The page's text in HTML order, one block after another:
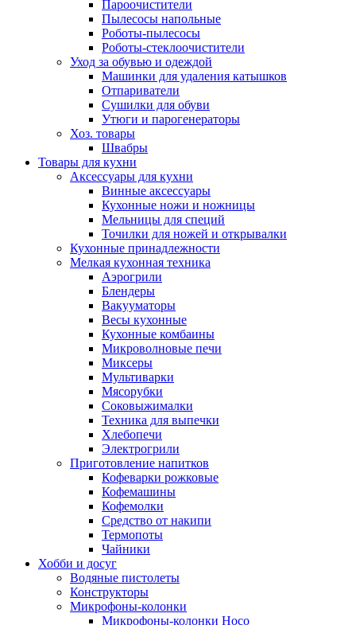
Пароочистители
Пылесосы напольные
Роботы-пылесосы
Роботы-стеклоочистители
Уход за обувью и одеждой
Машинки для удаления катышков
Отпариватели
Сушилки для обуви
Утюги и парогенераторы
Хоз. товары
Швабры
Товары для кухни
Аксессуары для кухни
Винные аксессуары
Кухонные ножи и ножницы
Мельницы для специй
Точилки для ножей и открывалки
Кухонные принадлежности
Мелкая кухонная техника
Аэрогрили
Блендеры
Вакууматоры
Весы кухонные
Кухонные комбаины
Микроволновые печи
Миксеры
Мультиварки
Мясорубки
Соковыжималки
Техника для выпечки
Хлебопечи
Электрогрили
Приготовление напитков
Кофеварки рожковые
Кофемашины
Кофемолки
Средство от накипи
Термопоты
Чайники
Хобби и досуг
Водяные пистолеты
Конструкторы
Микрофоны-колонки
Микрофоны-колонки Hoco